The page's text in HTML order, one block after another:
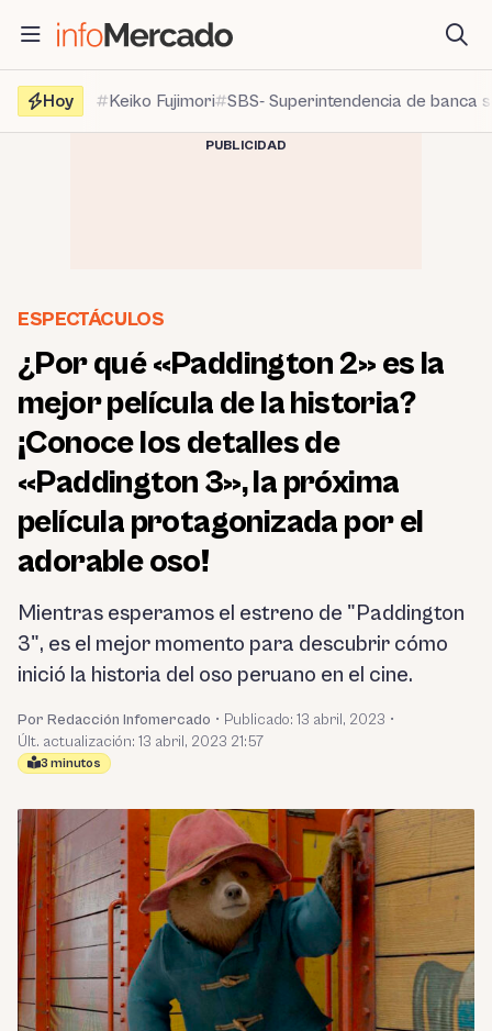
contenido
Hoy
Keiko Fujimori SBS- Superintendencia de banca
PUBLICIDAD
ESPECTÁCULOS
¿Por qué «Paddington 2» es la
mejor película de la historia?
¡Conoce los detalles de
«Paddington 3», la próxima
película protagonizada por el
adorable oso!
Mientras esperamos el estreno de "Paddington
3", es el mejor momento para descubrir cómo
inició la historia del oso peruano en el cine.
Por Redacción Infomercado • Publicado: 13 abril, 2023 •
Últ. actualización: 13 abril, 2023 21:57
3 minutos